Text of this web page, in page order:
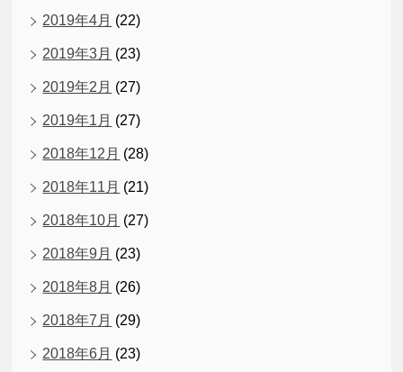
2019年4月 (22)
2019年3月 (23)
2019年2月 (27)
2019年1月 (27)
2018年12月 (28)
2018年11月 (21)
2018年10月 (27)
2018年9月 (23)
2018年8月 (26)
2018年7月 (29)
2018年6月 (23)